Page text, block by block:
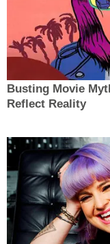
Busting Movie
Reflect Reality